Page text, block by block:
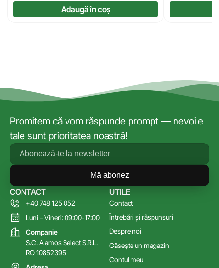
Adaugă în coș
Promitem că vom răspunde prompt — nevoile
tale sunt prioritatea noastră!
Mă abonez
UTILE
Contact
Întrebări și răspunsuri
Despre noi
Găsește un magazin
Contul meu
CONTACT
+40 748 125 052
Luni – Vineri: 09:00-17:00
Companie
S.C. Alamos Select S.R.L.
RO 10852395